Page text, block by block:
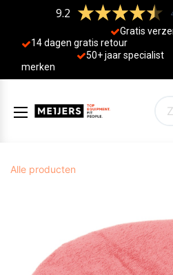
9.2
Gratis
14 dagen gratis retour
50+ jaar specialist
merken
Alle producten